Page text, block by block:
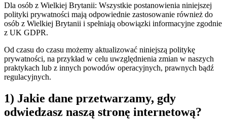
Dla osób z Wielkiej Brytanii: Wszystkie postanowienia niniejszej
polityki prywatności mają odpowiednie zastosowanie również do
osób z Wielkiej Brytanii i spełniają obowiązki informacyjne zgodnie
z UK GDPR.
Od czasu do czasu możemy aktualizować niniejszą politykę
prywatności, na przykład w celu uwzględnienia zmian w naszych
praktykach lub z innych powodów operacyjnych, prawnych bądź
regulacyjnych.
1) Jakie dane przetwarzamy, gdy
odwiedzasz naszą stronę internetową?